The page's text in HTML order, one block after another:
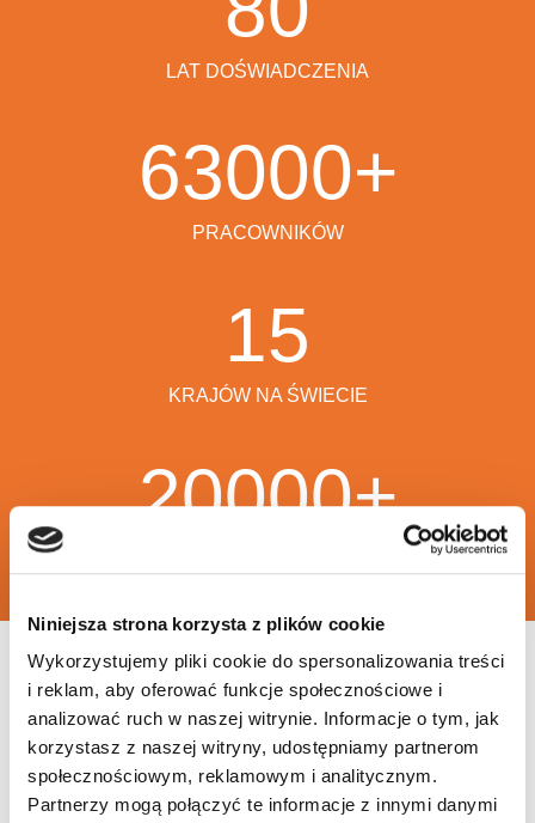
Niniejsza strona korzysta z plików cookie
Wykorzystujemy pliki cookie do spersonalizowania treści
i reklam, aby oferować funkcje społecznościowe i
analizować ruch w naszej witrynie. Informacje o tym, jak
korzystasz z naszej witryny, udostępniamy partnerom
społecznościowym, reklamowym i analitycznym.
Partnerzy mogą połączyć te informacje z innymi danymi
LAT DOŚWIADCZENIA
63000+
PRACOWNIKÓW
15
KRAJÓW NA ŚWIECIE
20000+